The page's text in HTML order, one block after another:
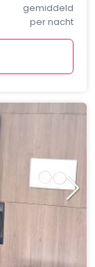
gemiddeld
per nacht